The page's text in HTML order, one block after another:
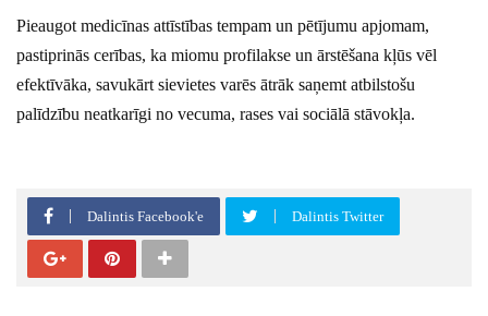
Pieaugot medicīnas attīstības tempam un pētījumu apjomam,
pastiprinās cerības, ka miomu profilakse un ārstēšana kļūs vēl
efektīvāka, savukārt sievietes varēs ātrāk saņemt atbilstošu
palīdzību neatkarīgi no vecuma, rases vai sociālā stāvokļa.
Dalintis Facebook'e Dalintis Twitter